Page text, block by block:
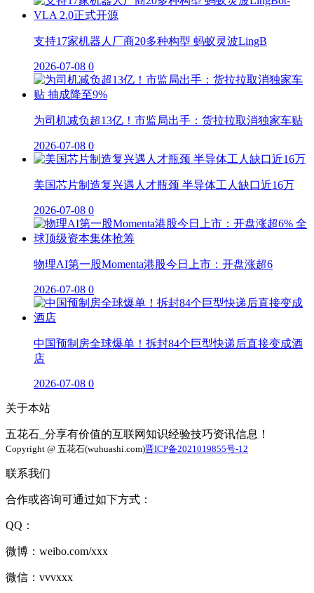
支持17家机器人厂商20多种构型 蚂蚁灵波LingB
2026-07-08 0
为司机减负超13亿！市监局出手：货拉拉取消独家车贴
2026-07-08 0
美国芯片制造复兴遇人才瓶颈 半导体工人缺口近16万
2026-07-08 0
物理AI第一股Momenta港股今日上市：开盘涨超6
2026-07-08 0
中国预制房全球爆单！拆封84个巨型快递后直接变成酒
店
2026-07-08 0
关于本站
五花石_分享有价值的互联网知识经验技巧资讯信息！
Copyright @ 五花石(wuhuashi.com)晋ICP备2021019855号-12
联系我们
合作或咨询可通过如下方式：
QQ：
微博：weibo.com/xxx
微信：vvvxxx